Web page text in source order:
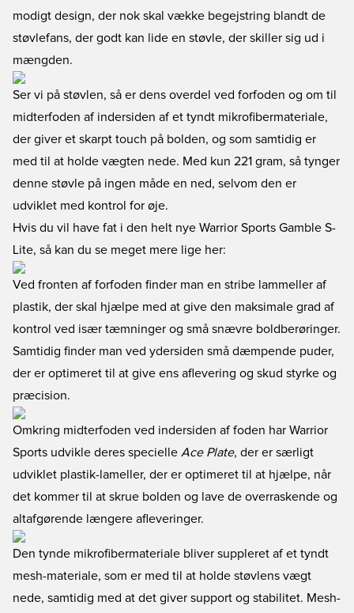
modigt design, der nok skal vække begejstring blandt de
støvlefans, der godt kan lide en støvle, der skiller sig ud i
mængden.
Ser vi på støvlen, så er dens overdel ved forfoden og om til
midterfoden af indersiden af et tyndt mikrofibermateriale,
der giver et skarpt touch på bolden, og som samtidig er
med til at holde vægten nede. Med kun 221 gram, så tynger
denne støvle på ingen måde en ned, selvom den er
udviklet med kontrol for øje.
Hvis du vil have fat i den helt nye Warrior Sports Gamble S-
Lite, så kan du se meget mere lige her:
Ved fronten af forfoden finder man en stribe lammeller af
plastik, der skal hjælpe med at give den maksimale grad af
kontrol ved især tæmninger og små snævre boldberøringer.
Samtidig finder man ved ydersiden små dæmpende puder,
der er optimeret til at give ens aflevering og skud styrke og
præcision.
Omkring midterfoden ved indersiden af foden har Warrior
Sports udvikle deres specielle Ace Plate, der er særligt
udviklet plastik-lameller, der er optimeret til at hjælpe, når
det kommer til at skrue bolden og lave de overraskende og
altafgørende længere afleveringer.
Den tynde mikrofibermateriale bliver suppleret af et tyndt
mesh-materiale, som er med til at holde støvlens vægt
nede, samtidig med at det giver support og stabilitet. Mesh-